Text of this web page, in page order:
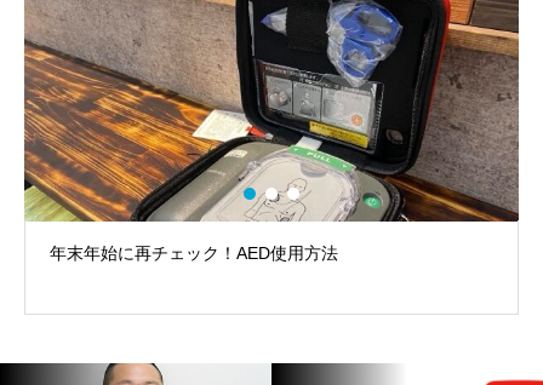
年末年始に再チェック！AED使用方法